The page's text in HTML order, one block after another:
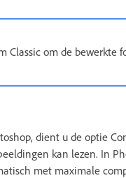
Classic om de bewerkte
dient u de optie
kan lezen. In
met maximale